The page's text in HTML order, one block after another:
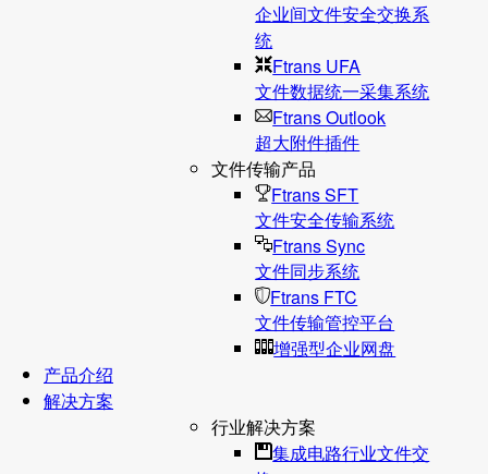
企业间文件安全交换系
统
Ftrans UFA
文件数据统⼀采集系统
Ftrans Outlook
超大附件插件
文件传输产品
Ftrans SFT
文件安全传输系统
Ftrans Sync
文件同步系统
Ftrans FTC
文件传输管控平台
增强型企业网盘
产品介绍
解决方案
行业解决方案
集成电路行业文件交